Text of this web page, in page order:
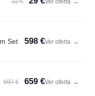
Set 598 €Ver oferta →
697 € 659 €Ver oferta →